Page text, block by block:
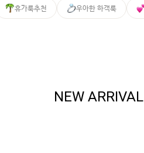
휴가룩추천 우아한 하객룩
NEW ARRIVAL